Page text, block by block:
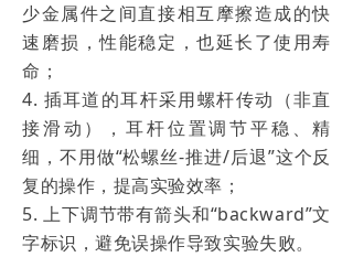
少金属件之间直接相互摩擦造成的快
速磨损，性能稳定，也延长了使用寿
命；
4. 插耳道的耳杆采用螺杆传动（非直
接滑动），耳杆位置调节平稳、精
细，不用做“松螺丝-推进/后退”这个反
复的操作，提高实验效率；
5. 上下调节带有箭头和“backward”文
字标识，避免误操作导致实验失败。